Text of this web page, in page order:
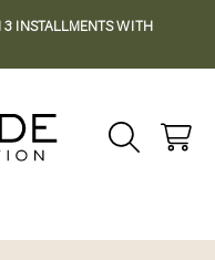
3 INSTALLMENTS WITH
Cart